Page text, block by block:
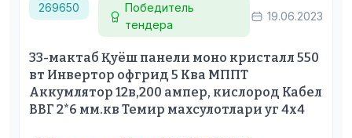
269650
Победитель
тендера
19.06.2023
33-мактаб Қуёш панели моно кристалл 550
вт Инвертор офгрид 5 Ква МППТ
Аккумлятор 12в,200 ампер, кислород Кабел
ВВГ 2*6 мм.кв Темир махсулотлари уг 4х4